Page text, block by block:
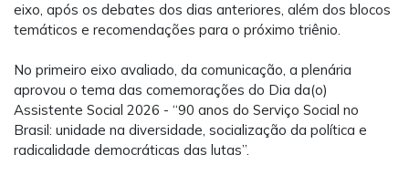
eixo, após os debates dos dias anteriores, além dos blocos
temáticos e recomendações para o próximo triênio.
No primeiro eixo avaliado, da comunicação, a plenária
aprovou o tema das comemorações do Dia da(o)
Assistente Social 2026 - “90 anos do Serviço Social no
Brasil: unidade na diversidade, socialização da política e
radicalidade democráticas das lutas”.